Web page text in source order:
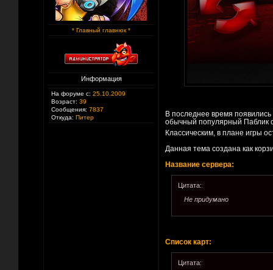
* Главный главнюк *
Информация
На форуме с: 25.10.2009
Возраст: 39
Сообщения: 7837
Откуда: Питер
В последнее время
обычный популярный Паблик
Классическим, в плане игры
Данная тема создана как
Название сервера:
Цитата:
Не придумано
Список карт:
Цитата: